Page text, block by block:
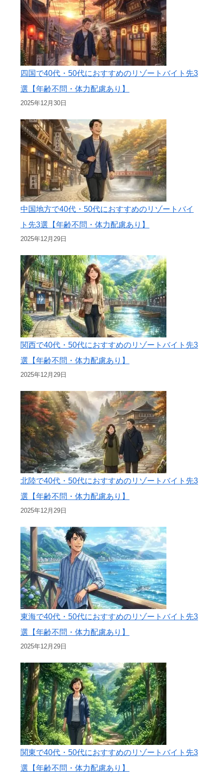
四国で40代・50代におすすめのリゾートバイト先3
選【年齢不問・体力配慮あり】
2025年12月30日
中国地方で40代・50代におすすめのリゾートバイ
ト先3選【年齢不問・体力配慮あり】
2025年12月29日
関西で40代・50代におすすめのリゾートバイト先3
選【年齢不問・体力配慮あり】
2025年12月29日
北陸で40代・50代におすすめのリゾートバイト先3
選【年齢不問・体力配慮あり】
2025年12月29日
東海で40代・50代におすすめのリゾートバイト先3
選【年齢不問・体力配慮あり】
2025年12月29日
関東で40代・50代におすすめのリゾートバイト先3
選【年齢不問・体力配慮あり】